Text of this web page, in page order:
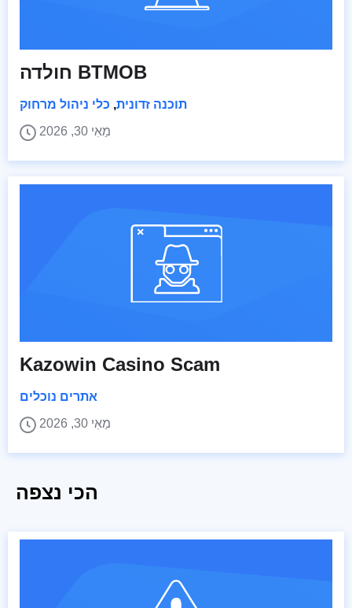
חולדה BTMOB
תוכנה זדונית, כלי ניהול מרחוק
מַאִי 30, 2026
Kazowin Casino Scam
אתרים נוכלים
מַאִי 30, 2026
הכי נצפה